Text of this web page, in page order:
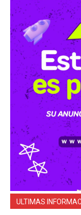
ULTIMAS